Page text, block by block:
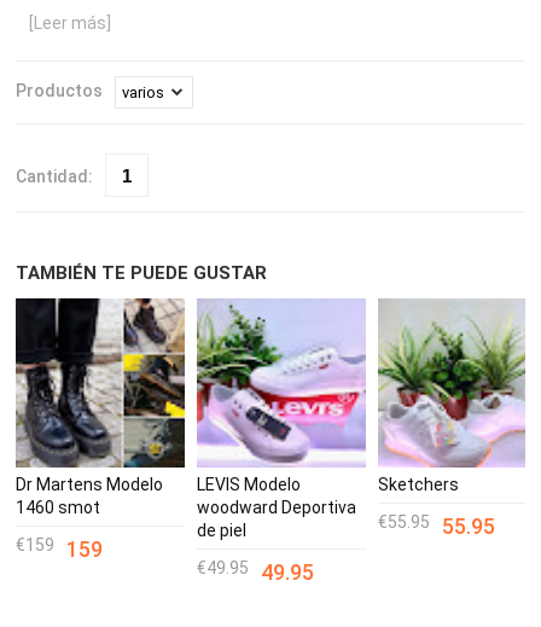
[Leer más]
Productos
Cantidad:
TAMBIÉN TE PUEDE GUSTAR
Dr Martens Modelo
1460 smot
159
159
LEVIS Modelo
woodward Deportiva
de piel
49.95
49.95
Sketchers
55.95
55.95